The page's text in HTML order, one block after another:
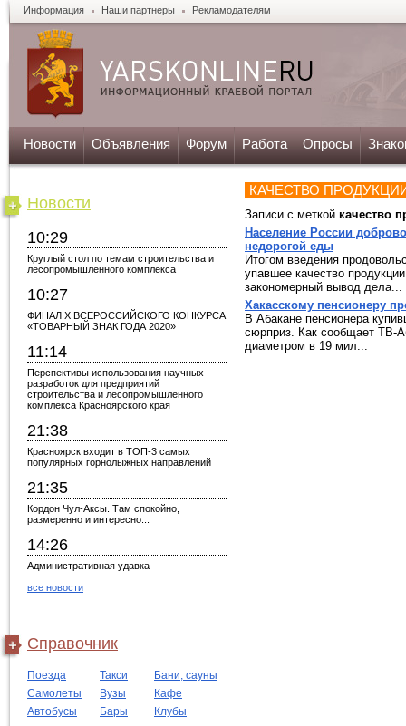
Информация Наши партнеры Рекламодателям
Новости Объявления Форум Работа Опросы
Новости
10:29
Круглый стол по темам строительства и
лесопромышленного комплекса
10:27
ФИНАЛ X ВСЕРОССИЙСКОГО КОНКУРСА
«ТОВАРНЫЙ ЗНАК ГОДА 2020»
11:14
Перспективы использования научных
разработок для предприятий
строительства и лесопромышленного
комплекса Красноярского края
21:38
Красноярск входит в ТОП-3 самых
популярных горнолыжных направлений
21:35
Кордон Чул-Аксы. Там спокойно,
размеренно и интересно...
14:26
Административная удавка
все новости
Справочник
Поезда Такси
Бани, сауны
Самолеты
Вузы
Кафе
Автобусы
Бары Клубы
КАЧЕСТВО
Записи с меткой качество
Население России
недорогой еды
Итогом введения
упавшее качество
закономерный вывод дела...
Хакасскому пенсионеру
В Абакане пенсионера
сюрприз. Как сообщает ТВ-
диаметром в 19 мил...